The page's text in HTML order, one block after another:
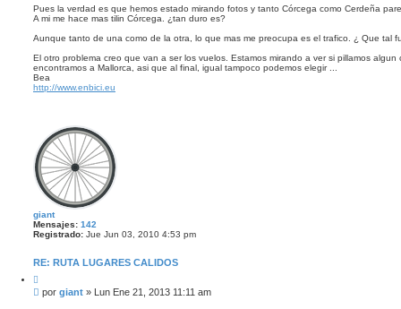
rn
s
j
e
Pues la verdad es que hemos estado mirando fotos y tanto Córcega como Cerdeña
A mi me hace mas tilin Córcega. ¿tan duro es?
Aunque tanto de una como de la otra, lo que mas me preocupa es el trafico. ¿ Que tal
El otro problema creo que van a ser los vuelos. Estamos mirando a ver si pillamos
encontramos a Mallorca, asi que al final, igual tampoco podemos elegir ...
Bea
http://www.enbici.eu
giant
Mensajes: 142
Registrado: Jue Jun 03, 2010 4:53 pm
RE: RUTA LUGARES CALIDOS
i
t
M
por giant » Lun Ene 21, 2013 11:11 am